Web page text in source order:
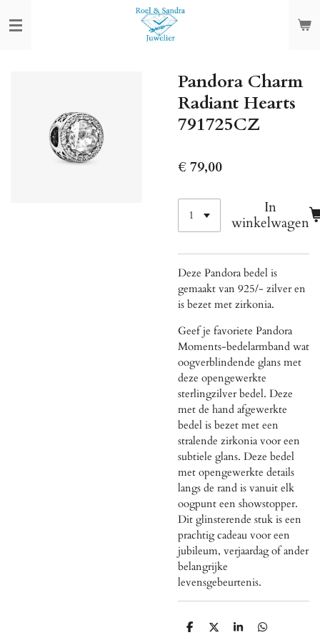
direct
Pandora Charm
Radiant Hearts
791725CZ
€ 79,00
In
winkelwagen
Deze Pandora bedel is
gemaakt van 925/- zilver en
is bezet met zirkonia.
Geef je favoriete Pandora
Moments-bedelarmband wat
oogverblindende glans met
deze opengewerkte
sterlingzilver bedel. Deze
met de hand afgewerkte
bedel is bezet met een
stralende zirkonia voor een
subtiele glans. Deze bedel
met opengewerkte details
langs de rand is vanuit elk
oogpunt een showstopper.
Dit glinsterende stuk is een
prachtig cadeau voor een
jubileum, verjaardag of ander
belangrijke
levensgebeurtenis.
D
D
S
D